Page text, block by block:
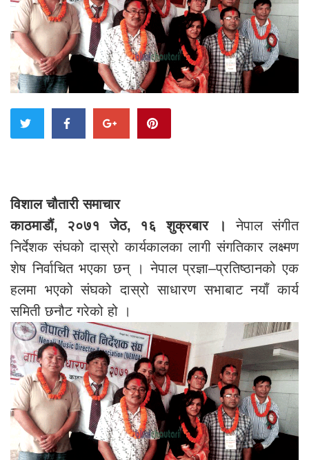
विशाल चौतारी समाचार
काठमाडौं, २०७१ जेठ, १६ शुक्रबार ।नेपाल संगीत
निर्देशक संघको दास्रो कार्यकालका लागी संगतिकार लक्ष्मण
शेष निर्वाचित भएका छन् । नेपाल प्रज्ञा–प्रतिष्ठानको एक
हलमा भएको संघको दास्रो साधारण सभाबाट नयाँ कार्य
समिती छनौट गरेको हो ।